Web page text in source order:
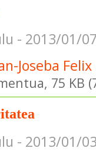
- 2013/01/
Joseba
75 KB
- 2013/01/